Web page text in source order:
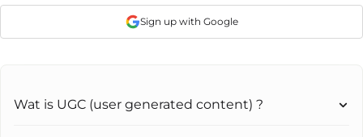
Sign up with Google
Wat is UGC (user generated content) ?